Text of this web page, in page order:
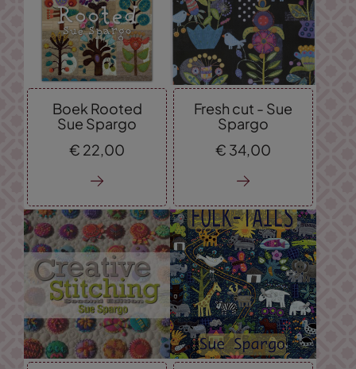
Boek Rooted
Sue Spargo
€ 22, 00
Fresh cut - Sue
Spargo
€ 34, 00